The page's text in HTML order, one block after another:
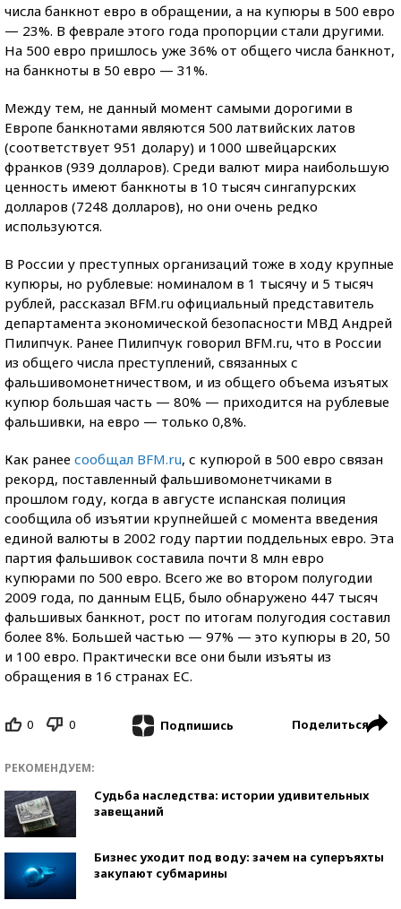
числа банкнот евро в обращении, а на купюры в 500 евро
— 23%. В феврале этого года пропорции стали другими.
На 500 евро пришлось уже 36% от общего числа банкнот,
на банкноты в 50 евро — 31%.
Между тем, не данный момент самыми дорогими в
Европе банкнотами являются 500 латвийских латов
(соответствует 951 долару) и 1000 швейцарских
франков (939 долларов). Среди валют мира наибольшую
ценность имеют банкноты в 10 тысяч сингапурских
долларов (7248 долларов), но они очень редко
используются.
В России у преступных организаций тоже в ходу крупные
купюры, но рублевые: номиналом в 1 тысячу и 5 тысяч
рублей, рассказал BFM.ru официальный представитель
департамента экономической безопасности МВД Андрей
Пилипчук. Ранее Пилипчук говорил BFM.ru, что в России
из общего числа преступлений, связанных с
фальшивомонетничеством, и из общего объема изъятых
купюр большая часть — 80% — приходится на рублевые
фальшивки, на евро — только 0,8%.
Как ранее сообщал BFM.ru, с купюрой в 500 евро связан
рекорд, поставленный фальшивомонетчиками в
прошлом году, когда в августе испанская полиция
сообщила об изъятии крупнейшей с момента введения
единой валюты в 2002 году партии поддельных евро. Эта
партия фальшивок составила почти 8 млн евро
купюрами по 500 евро. Всего же во втором полугодии
2009 года, по данным ЕЦБ, было обнаружено 447 тысяч
фальшивых банкнот, рост по итогам полугодия составил
более 8%. Большей частью — 97% — это купюры в 20, 50
и 100 евро. Практически все они были изъяты из
обращения в 16 странах ЕС.
0 0 Подпишись Поделиться
РЕКОМЕНДУЕМ:
Судьба наследства: истории удивительных
завещаний
Бизнес уходит под воду: зачем на суперъяхты
закупают субмарины